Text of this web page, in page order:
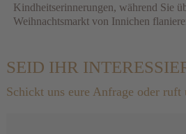
Kindheitserinnerungen, während Sie
Weihnachtsmarkt von Innichen
SEID IHR
Schickt uns eure Anfrage oder ruft